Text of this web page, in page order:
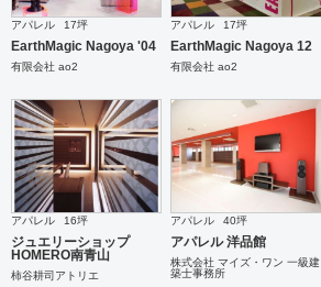
アパレル 17坪
EarthMagic Nagoya '04
有限会社 ao2
アパレル 17坪
EarthMagic Nagoya 12
有限会社 ao2
アパレル 16坪
ジュエリーショップ
HOMERO南青山
柿谷耕司アトリエ
アパレル 40坪
アパレル 洋品館
株式会社 マイズ・ワン 一級建
築士事務所